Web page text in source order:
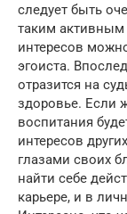
следует быть
таким
интересов
эгоиста.
отразится на
здоровье. Если
воспитания
интересов
глазами своих
найти себе
карьере, и в